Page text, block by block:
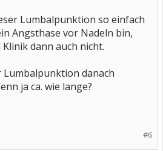
Lumbalpunktion so einfach
Angsthase vor Nadeln bin,
dann auch nicht.
Lumbalpunktion danach
ja ca. wie lange?
#6